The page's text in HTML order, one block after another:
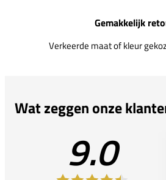
Gemakkelijk
Verkeerde maat of kleur
Wat zeggen onze
9.0